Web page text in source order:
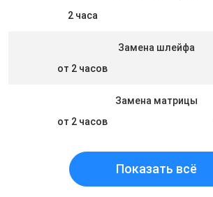
2 часа
Замена шлейфа
от 2 часов
Замена матрицы
от 2 часов
Показать всё